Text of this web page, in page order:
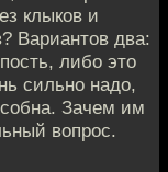
клыков и
Вариантов два:
либо это
сильно надо,
Зачем им
вопрос.